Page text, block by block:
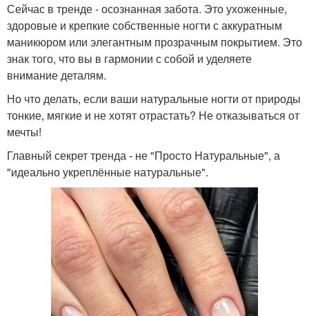
Сейчас в тренде - осознанная забота. Это ухоженные,
здоровые и крепкие собственные ногти с аккуратным
маникюром или элегантным прозрачным покрытием. Это
знак того, что вы в гармонии с собой и уделяете
внимание деталям.
Но что делать, если ваши натуральные ногти от природы
тонкие, мягкие и не хотят отрастать? Не отказываться от
мечты!
Главный секрет тренда - не "Просто Натуральные", а
"идеально укреплённые натуральные".